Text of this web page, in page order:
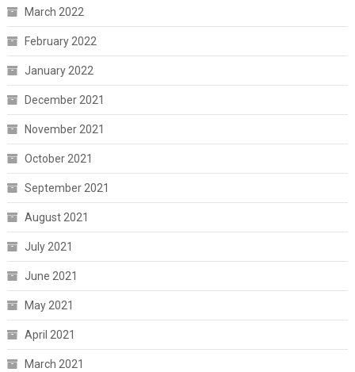
March 2022
February 2022
January 2022
December 2021
November 2021
October 2021
September 2021
August 2021
July 2021
June 2021
May 2021
April 2021
March 2021